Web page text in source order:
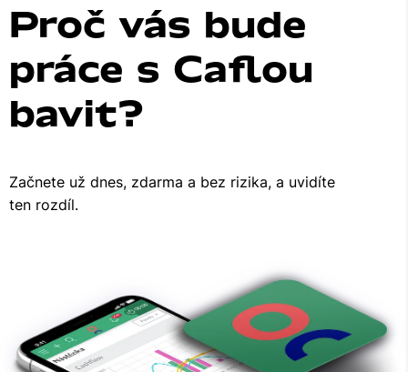
Proč vás bude
práce s Caflou
bavit?
Začnete už dnes, zdarma a bez rizika, a uvidíte
ten rozdíl.